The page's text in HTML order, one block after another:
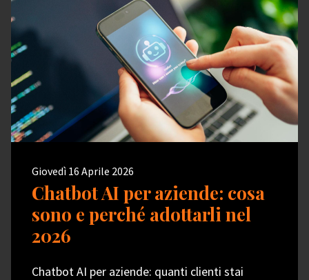
Giovedì 16 Aprile 2026
Chatbot AI per aziende: cosa
sono e perché adottarli nel
2026
Chatbot AI per aziende: quanti clienti stai